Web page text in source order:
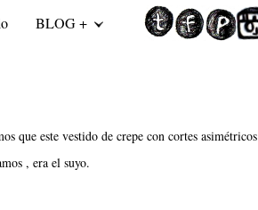
BLOG +
que este vestido de crepe con cortes asimétricos
, era el suyo.